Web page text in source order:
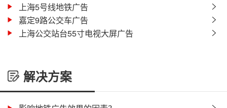
上海5号线地铁广告
嘉定9路公交车广告
上海公交站台55寸电视大屏广告
解决方案